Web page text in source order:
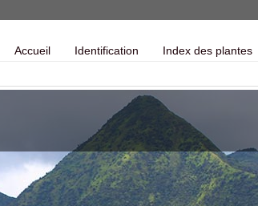
Accueil Identification Index des plantes